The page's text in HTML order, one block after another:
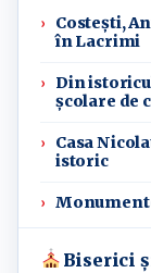
Costești,
în Lacrimi
Din
școlare de
Casa
istoric
Biserici